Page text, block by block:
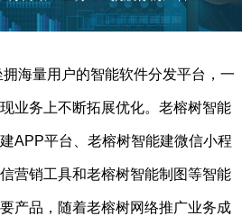
海量用户的智能软件分发平台，一
业务上不断拓展优化。老榕树智能
APP平台、老榕树智能建微信小程
营销工具和老榕树智能制图等智能
产品，随着老榕树网络推广业务成